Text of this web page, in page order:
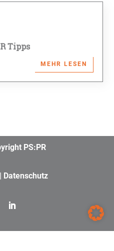
Tipps
MEHR LESEN
PS:PR
| Datenschutz